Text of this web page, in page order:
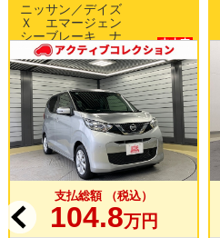
ニッサン／デイズ
Ｘ エマージェン
シーブレーキ ナ
ビ アラウンドビ
ューモニター
ETC スマートキ
ー
中古車
WEB目玉車!!
支払総額 （税込）
104.8万円